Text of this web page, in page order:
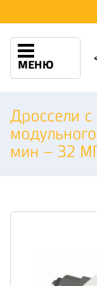
МЕНЮ
Дроссели
мин – 32